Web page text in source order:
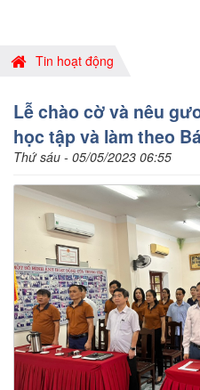
Tin hoạt động
Lễ chào cờ và nêu
học tập và làm theo
Thứ sáu - 05/05/2023 06:55